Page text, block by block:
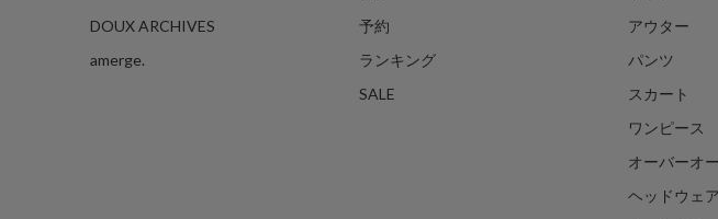
DOUX ARCHIVES
amerge.
予約
ランキング
SALE
アウター
パンツ
スカート
ワンピース
オーバーオ
ヘッドウェア